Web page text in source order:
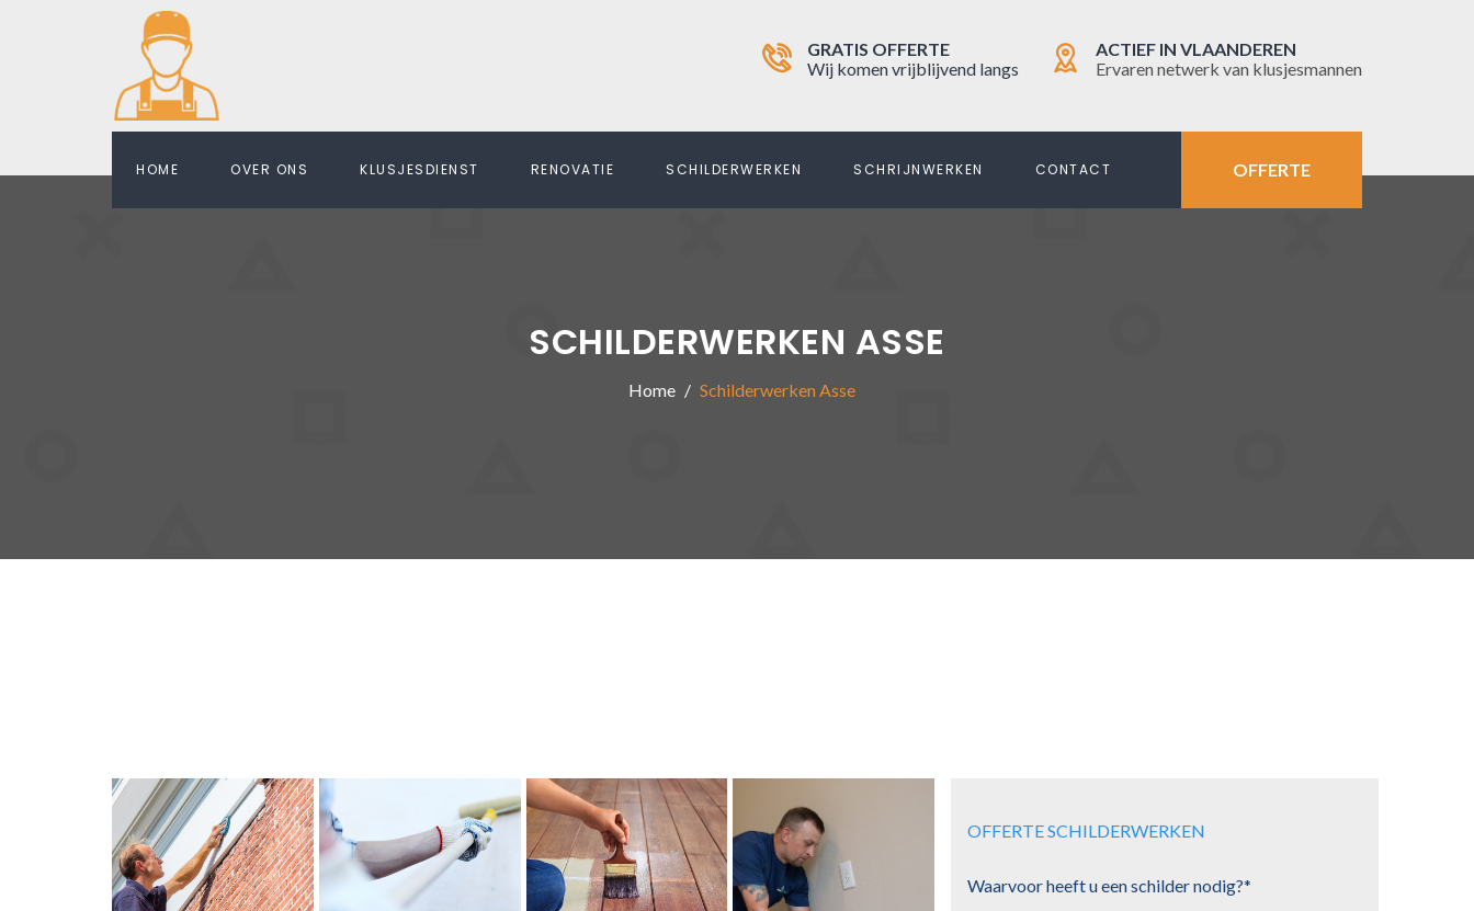
GRATIS OFFERTE
Wij komen vrijblijvend langs
ACTIEF IN VLAANDEREN
Ervaren netwerk van klusjesmannen
HOME OVER ONS KLUSJESDIENST RENOVATIE SCHILDERWERKEN SCHRIJNWERKEN CONTACT OFFERTE
SCHILDERWERKEN ASSE
Home Schilderwerken Asse
OFFERTE SCHILDERWERKEN
Waarvoor heeft u een schilder nodig?*